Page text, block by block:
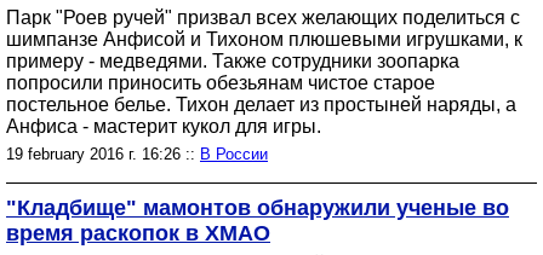
Парк "Роев ручей" призвал всех желающих поделиться с
шимпанзе Анфисой и Тихоном плюшевыми игрушками, к
примеру - медведями. Также сотрудники зоопарка
попросили приносить обезьянам чистое старое
постельное белье. Тихон делает из простыней наряды, а
Анфиса - мастерит кукол для игры.
19 february 2016 г. 16:26 :: В России
"Кладбище" мамонтов обнаружили ученые во
время раскопок в ХМАО